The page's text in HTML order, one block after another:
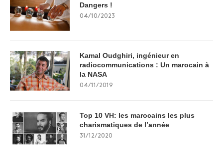
Dangers !
04/10/2023
Kamal Oudghiri, ingénieur en
radiocommunications : Un marocain à
la NASA
04/11/2019
Top 10 VH: les marocains les plus
charismatiques de l’année
31/12/2020